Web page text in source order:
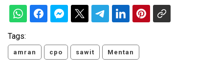
Tags:
amran cpo sawit Mentan